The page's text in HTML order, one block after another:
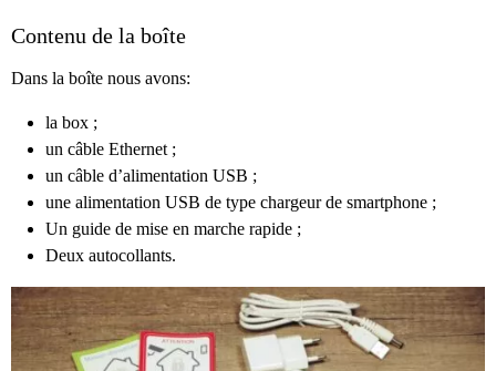
Contenu de la boîte
Dans la boîte nous avons:
la box ;
un câble Ethernet ;
un câble d’alimentation USB ;
une alimentation USB de type chargeur de smartphone ;
Un guide de mise en marche rapide ;
Deux autocollants.